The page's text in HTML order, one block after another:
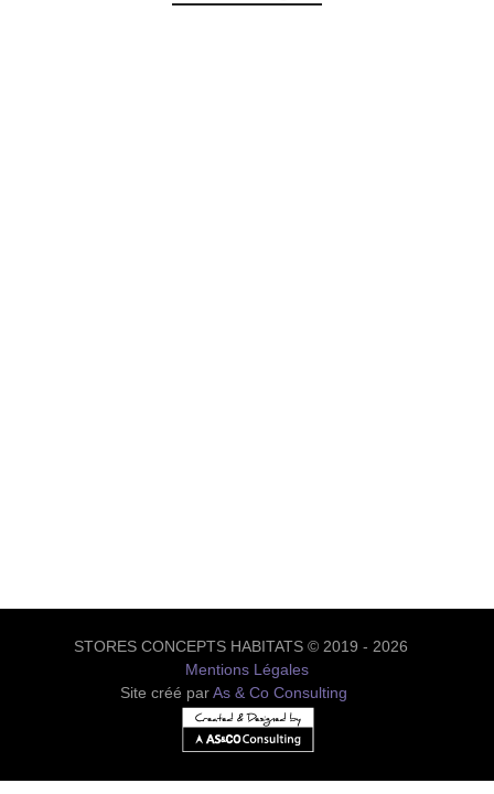
STORES CONCEPTS HABITATS © 2019 - 2026
Mentions Légales
Site créé parAs & Co Consulting